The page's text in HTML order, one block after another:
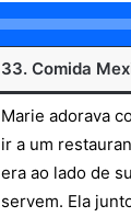
33. Comida
Marie adorava
ir a um
era ao lado de
servem. Ela